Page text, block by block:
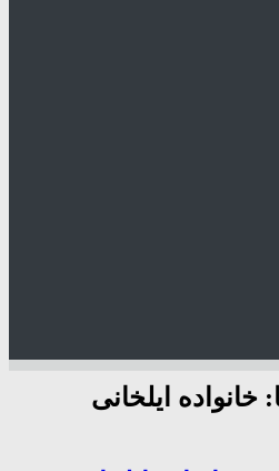
خانواده ایلخانی